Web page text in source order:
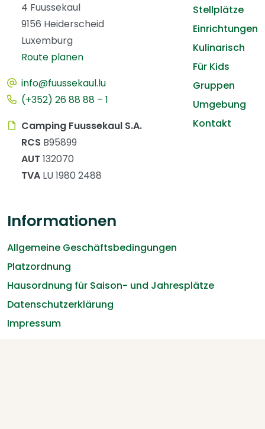
4 Fuussekaul
9156 Heiderscheid
Luxemburg
Route planen
info@fuussekaul.lu
(+352) 26 88 88 – 1
Camping Fuussekaul S.A.
RCS B95899
AUT 132070
TVA LU 1980 2488
Stellplätze
Einrichtungen
Kulinarisch
Für Kids
Gruppen
Umgebung
Kontakt
Informationen
Allgemeine Geschäftsbedingungen
Platzordnung
Hausordnung für Saison- und Jahresplätze
Datenschutzerklärung
Impressum